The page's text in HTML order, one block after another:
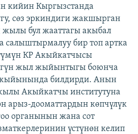
сайттары
кийин Кыргызстанда
сөз эркиндиги жакшырган
жылы бул жааттагы акыбал
салыштырмалуу бир топ артка
КР Акыйкатчысы
жыл жыйынтыгы боюнча
билдирди. Анын
Акыйкатчы институтуна
арыз-дооматтардын көпчүлүк
органынын жана сот
үстүнөн келип